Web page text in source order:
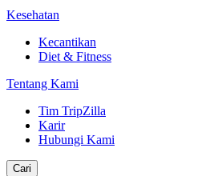
Kesehatan
Kecantikan
Diet & Fitness
Tentang Kami
Tim TripZilla
Karir
Hubungi Kami
Cari